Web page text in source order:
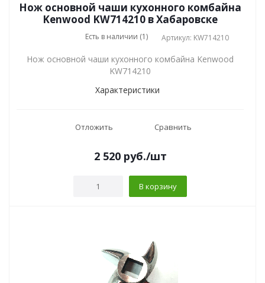
Нож основной чаши кухонного комбайна
Kenwood KW714210 в Хабаровске
Есть в наличии (1) Артикул: KW714210
Нож основной чаши кухонного комбайна Kenwood
KW714210
Характеристики
Отложить Сравнить
2 520 руб./шт
В корзину